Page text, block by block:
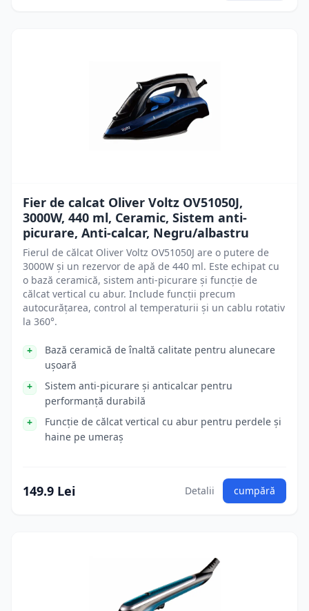
Fier de calcat Oliver Voltz OV51050J,
3000W, 440 ml, Ceramic, Sistem anti-
picurare, Anti-calcar, Negru/albastru
Fierul de călcat Oliver Voltz OV51050J are o putere de
3000W și un rezervor de apă de 440 ml. Este echipat cu
o bază ceramică, sistem anti-picurare și funcție de
călcat vertical cu abur. Include funcții precum
autocurățarea, control al temperaturii și un cablu rotativ
la 360°.
Bază ceramică de înaltă calitate pentru alunecare
ușoară
Sistem anti-picurare și anticalcar pentru
performanță durabilă
Funcție de călcat vertical cu abur pentru perdele și
haine pe umeraș
149.9 Lei Detalii cumpără